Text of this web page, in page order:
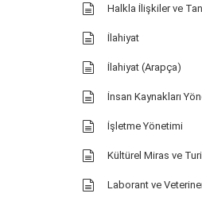
Halkla İlişkiler ve
İlahiyat
İlahiyat (Arapça)
İnsan Kaynakları
İşletme Yönetimi
Kültürel Miras ve
Laborant ve